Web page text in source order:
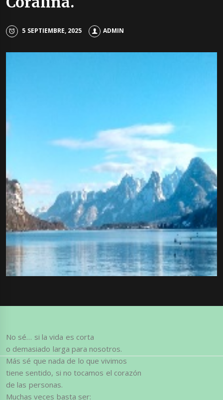
5 SEPTIEMBRE, 2025 ADMIN
No sé… si la vida es corta
o demasiado larga para nosotros.
Más sé que nada de lo que vivimos
tiene sentido, si no tocamos el corazón
de las personas.
Muchas veces basta ser: